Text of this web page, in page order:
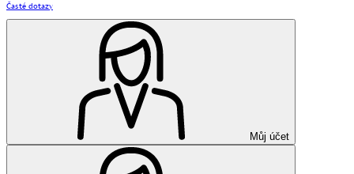
Časté dotazy
Můj účet